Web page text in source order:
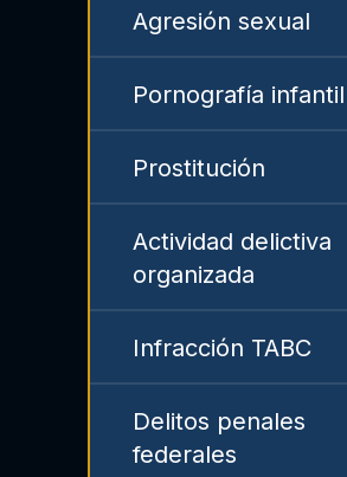
Agresión sexual
Pornografía infantil
Prostitución
Actividad delictiva
organizada
Infracción TABC
Delitos penales
federales